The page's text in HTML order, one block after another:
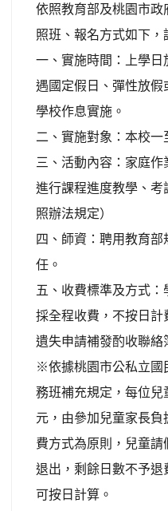
依照教育部及桃園市
照班、報名方式如下，
一、實施時間：上學日
遇國定假日、彈性放
學校作息實施。
二、實施對象：本校一
三、活動內容：家庭
進行課程進度教學、
照辦法規定）
四、師資：聘用教育
任。
五、收費標準及方式：
採全程收費，不按日計
遺失申請補發酌收聯絡
※依據桃園市公私立國
務班補充規定，每位兒
元，由參加兒童家長
費方式為原則，兒童
退出，剩餘日數不予退
可按日計算。